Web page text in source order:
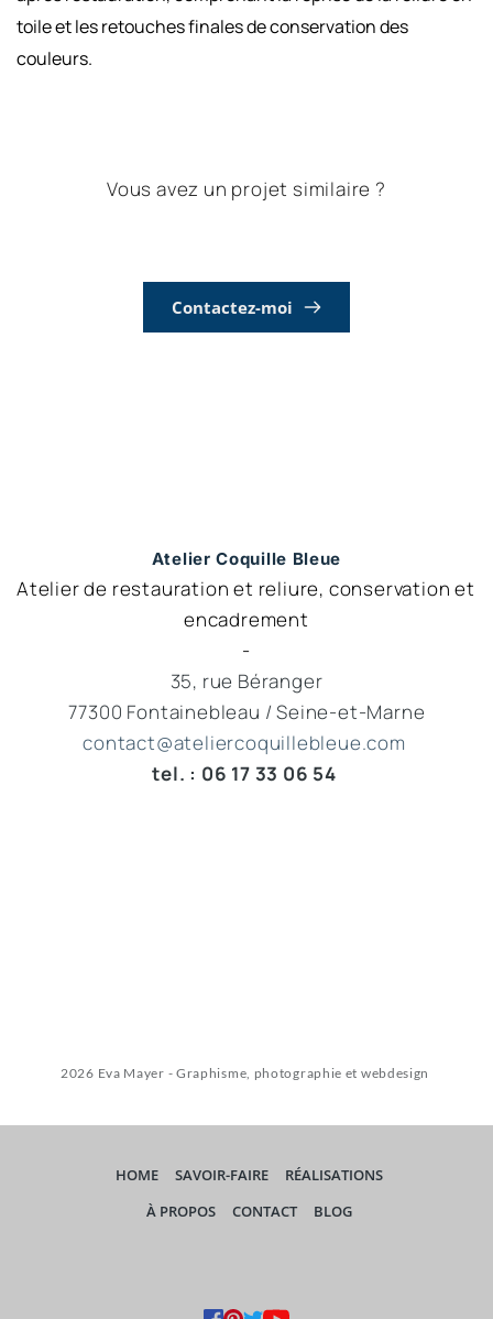
Vous avez un projet similaire ?
Contactez-moi
Atelier Coquille Bleue
Atelier de restauration et reliure, conservation et
encadrement
-
35, rue Béranger
77300 Fontainebleau / Seine-et-Marne
contact@ateliercoquillebleue.com
tel. : 06 17 33 06 54
2026 Eva Mayer - Graphisme, photographie et webdesign
HOME SAVOIR-FAIRE
RÉALISATIONS
À PROPOS
CONTACT BLOG